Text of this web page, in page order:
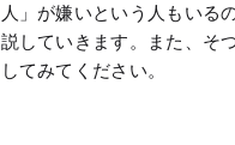
」が嫌いという人もいる
していきます。また、そ
てみてください。